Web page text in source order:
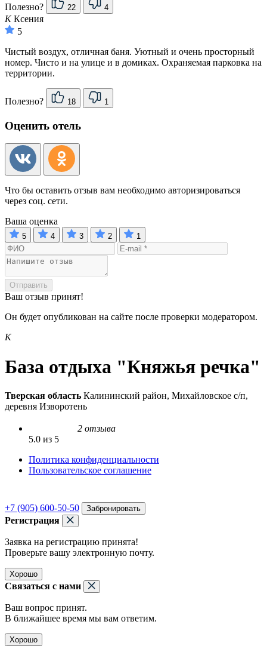
Полезно? 22 4
ККсения
5
Чистый воздух, отличная баня. Уютный и очень просторный
номер. Чисто и на улице и в домиках. Охраняемая парковка на
территории.
Полезно? 18 1
Оценить отель
Что бы оставить отзыв вам необходимо авторизироваться
через соц. сети.
Ваша оценка
5 4 3 2 1
Отправить
Ваш отзыв принят!
Он будет опубликован на сайте после проверки модератором.
К
База отдыха "Княжья речка"
Тверская область Калининский район, Михайловское с/п,
деревня Изворотень
2 отзыва
5.0 из 5
Политика конфиденциальности
Пользовательское соглашение
+7 (905) 600-50-50 Забронировать
Регистрация
Заявка на регистрацию принята!
Проверьте вашу электронную почту.
Хорошо
Связаться с нами
Ваш вопрос принят.
В ближайшее время мы вам ответим.
Хорошо